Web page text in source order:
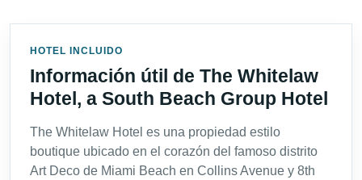
HOTEL INCLUIDO
Información útil de The Whitelaw
Hotel, a South Beach Group Hotel
The Whitelaw Hotel es una propiedad estilo
boutique ubicado en el corazón del famoso distrito
Art Deco de Miami Beach en Collins Avenue y 8th